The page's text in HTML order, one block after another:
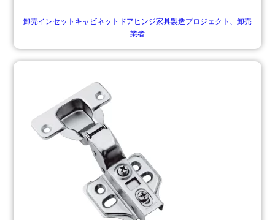
卸売インセットキャビネットドアヒンジ家具製造プロジェクト、卸売
業者